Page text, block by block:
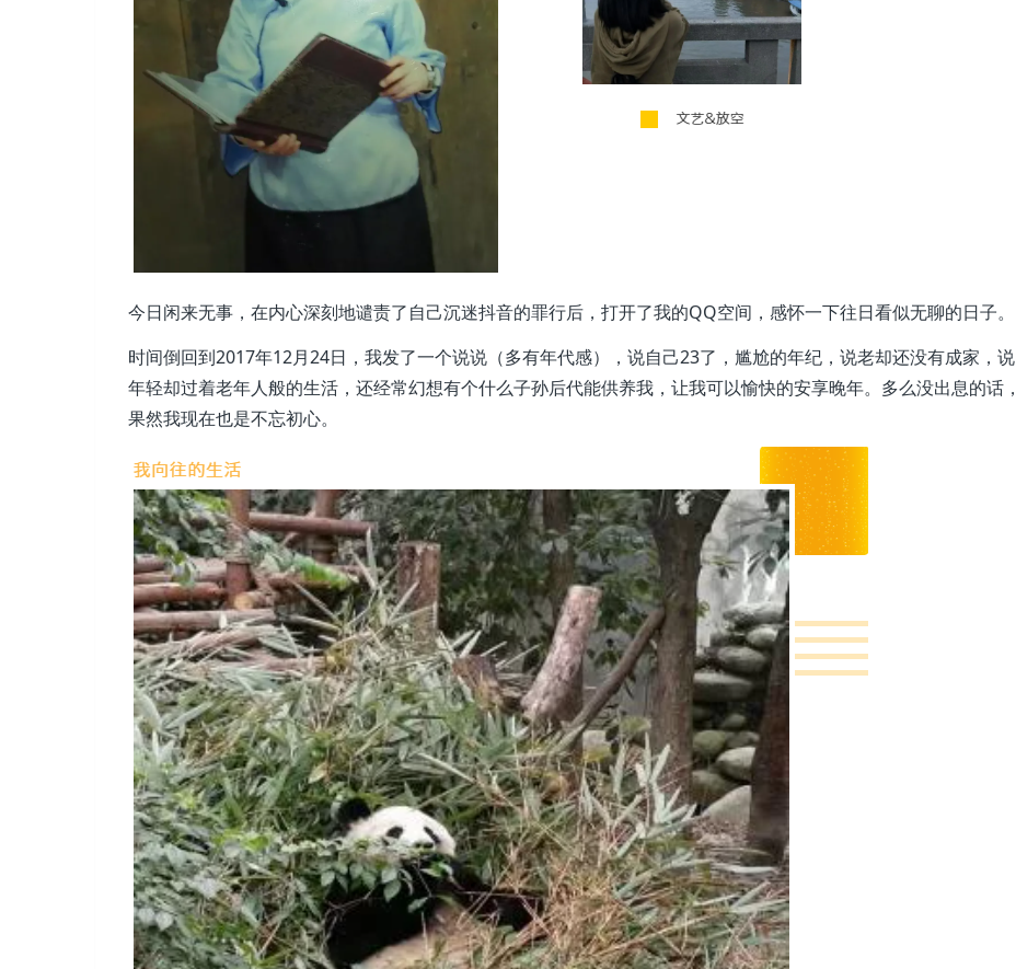
今日闲来无事，在内心深刻地谴责了自己沉迷抖音的罪行后，打开了我的QQ空间，感怀一下往日看似无聊的日子。
时间倒回到2017年12月24日，我发了一个说说（多有年代感），说自己23了，尴尬的年纪，说老却还没有成家，说
年轻却过着老年人般的生活，还经常幻想有个什么子孙后代能供养我，让我可以愉快的安享晚年。多么没出息的话，
果然我现在也是不忘初心。